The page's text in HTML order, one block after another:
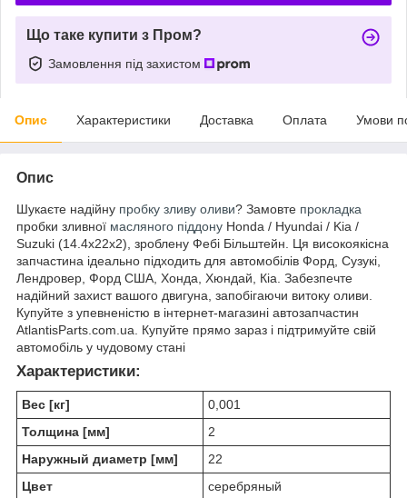
Що таке купити з Пром?
Замовлення під захистом
Опис Характеристики Доставка Оплата Умови
Опис
Шукаєте надійну пробку зливу оливи? Замовте прокладка
пробки зливної масляного піддону Honda / Hyundai / Kia /
Suzuki (14.4x22x2), зроблену Фебі Більштейн. Ця високоякісна
запчастина ідеально підходить для автомобілів Форд, Сузукі,
Лендровер, Форд США, Хонда, Хюндай, Кіа. Забезпечте
надійний захист вашого двигуна, запобігаючи витоку оливи.
Купуйте з упевненістю в інтернет-магазині автозапчастин
AtlantisParts.com.ua. Купуйте прямо зараз і підтримуйте свій
автомобіль у чудовому стані
Характеристики:
Вес [кг]
0,001
Толщина [мм]
2
Наружный диаметр [мм]
22
Цвет
серебряный